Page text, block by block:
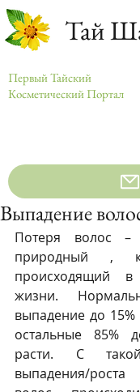
Тай
Первый Тайский
Косметический Портал
Выпадение
Потеря волос
природный ,
происходящий
жизни.
выпадение до
остальные 85%
расти. С
выпадения/